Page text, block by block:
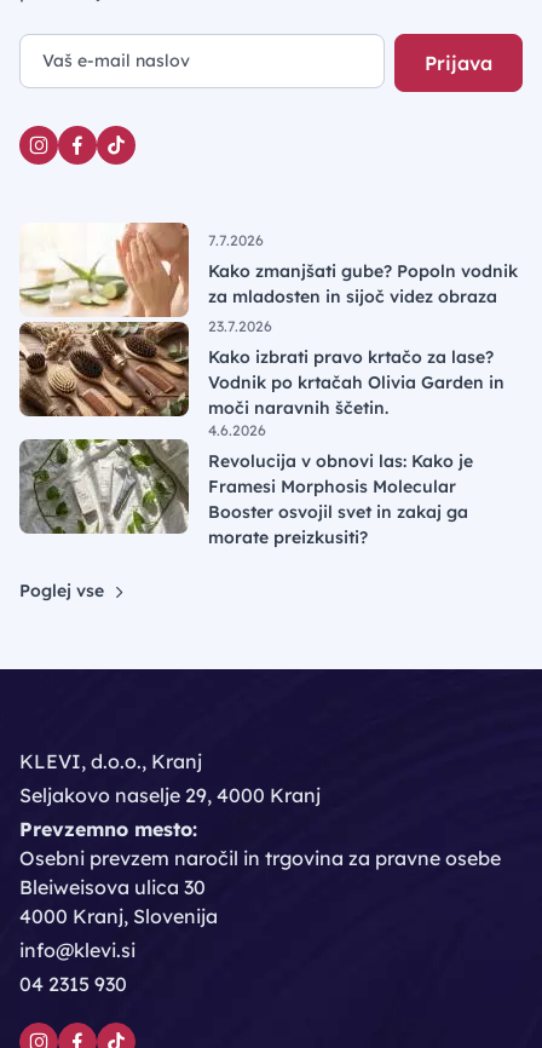
Prijava
7.7.2026
Kako zmanjšati gube? Popoln vodnik
za mladosten in sijoč videz obraza
23.7.2026
Kako izbrati pravo krtačo za lase?
Vodnik po krtačah Olivia Garden in
moči naravnih ščetin.
4.6.2026
Revolucija v obnovi las: Kako je
Framesi Morphosis Molecular
Booster osvojil svet in zakaj ga
morate preizkusiti?
Poglej vse
KLEVI, d.o.o., Kranj
Seljakovo naselje 29, 4000 Kranj
Prevzemno mesto:
Osebni prevzem naročil in trgovina za pravne osebe
Bleiweisova ulica 30
4000 Kranj, Slovenija
info@klevi.si
04 2315 930